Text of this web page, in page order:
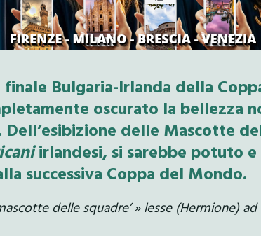
Bulgaria-Irlanda della
oscurato la bellezza
Dell’esibizione delle Mascotte
irlandesi, si sarebbe potuto e
successiva Coppa del Mondo.
delle squadre’ » lesse (Hermione) ad